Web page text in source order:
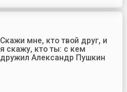
Скажи мне, кто твой друг, и
я скажу, кто ты: с кем
дружил Александр Пушкин